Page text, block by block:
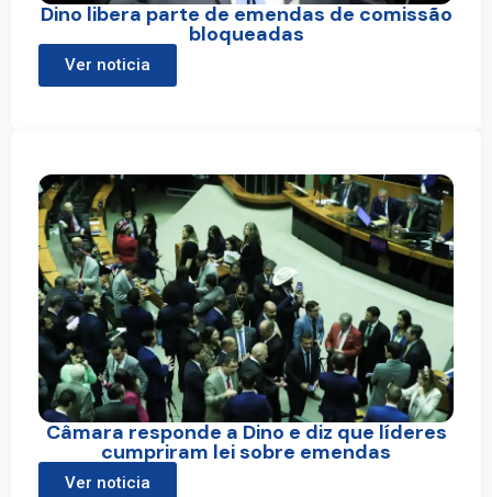
Dino libera parte de emendas de comissão
bloqueadas
Ver noticia
Câmara responde a Dino e diz que líderes
cumpriram lei sobre emendas
Ver noticia